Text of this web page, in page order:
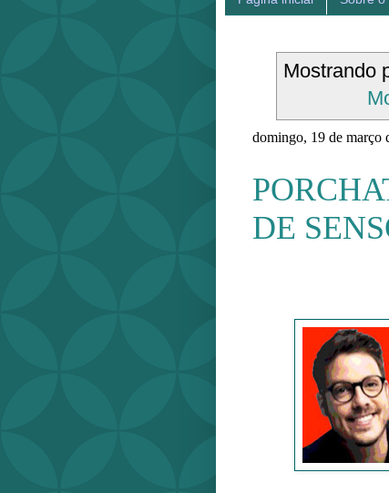
Mostrando
domingo, 19 de março
DE